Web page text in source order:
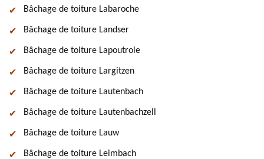
Bâchage de toiture Labaroche
Bâchage de toiture Landser
Bâchage de toiture Lapoutroie
Bâchage de toiture Largitzen
Bâchage de toiture Lautenbach
Bâchage de toiture Lautenbachzell
Bâchage de toiture Lauw
Bâchage de toiture Leimbach